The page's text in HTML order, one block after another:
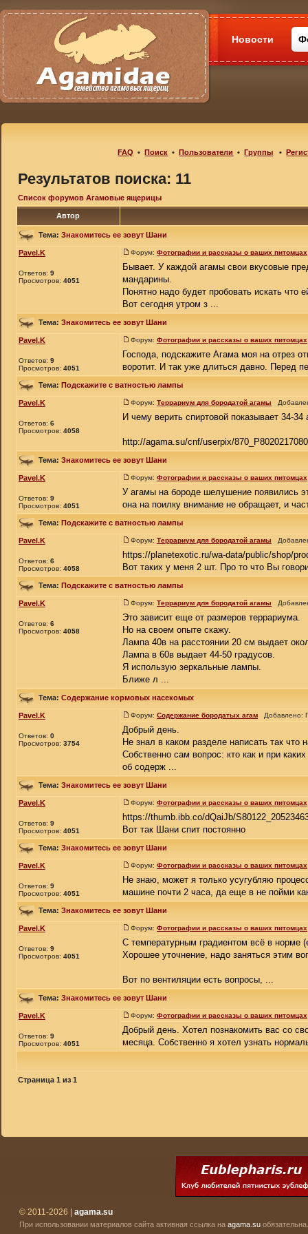
Новости
FAQ •Поиск •Пользователи •Группы •
Результатов поиска: 11
Список форумов Агамовые ящерицы
Автор
Тема: Знакомитесь ее зовут Шани
Pavel.K
Ответов: 9
Просмотров: 4051
Форум: Фотографии и рассказы о ваших питомцах
Бывает. У каждой агамы свои вкусовые
мандарины.
Понятно надо будет пробовать искать что
Вот сегодня утром з ...
Тема: Знакомитесь ее зовут Шани
Pavel.K
Ответов: 9
Просмотров: 4051
Форум: Фотографии и рассказы о ваших питомцах
Господа, подскажите Агама моя на отрез
воротит. И так уже длиться давно. Перед
Тема: Подскажите с ватностью лампы
Pavel.K
Ответов: 6
Просмотров: 4058
Форум: Террариум для бородатой агамы
И чему верить спиртовой показывает 34-
http://agama.su/cnf/userpix/
Тема: Знакомитесь ее зовут Шани
Pavel.K
Ответов: 9
Просмотров: 4051
Форум: Фотографии и рассказы о ваших питомцах
У агамы на бороде шелушение появились
она на поилку внимание не обращает, и
Тема: Подскажите с ватностью лампы
Pavel.K
Ответов: 6
Просмотров: 4058
Форум: Террариум для бородатой агамы
https://planetexotic.ru/wa-data/public/shop/
Вот таких у меня 2 шт. Про то что Вы
Тема: Подскажите с ватностью лампы
Pavel.K
Ответов: 6
Просмотров: 4058
Форум: Террариум для бородатой агамы
Это зависит еще от размеров террариума.
Но на своем опыте скажу.
Лампа 40в на расстоянии 20 см выдает
Лампа в 60в выдает 44-50 градусов.
Я использую зеркальные лампы.
Ближе л ...
Тема: Содержание кормовых насекомых
Pavel.K
Ответов: 0
Просмотров: 3754
Форум: Содержание бородатых агам Добавлено:
Добрый день.
Не знал в каком разделе написать так что
Собственно сам вопрос: кто как и при
об содерж ...
Тема: Знакомитесь ее зовут Шани
Pavel.K
Ответов: 9
Просмотров: 4051
Форум: Фотографии и рассказы о ваших питомцах
https://thumb.ibb.co/dQaiJb/
Вот так Шани спит постоянно
Тема: Знакомитесь ее зовут Шани
Pavel.K
Ответов: 9
Просмотров: 4051
Форум: Фотографии и рассказы о ваших питомцах
Не знаю, может я только усугубляю
машине почти 2 часа, да еще в не пойми
Тема: Знакомитесь ее зовут Шани
Pavel.K
Ответов: 9
Просмотров: 4051
Форум: Фотографии и рассказы о ваших питомцах
С температурным градиентом всё в норме
Хорошее уточнение, надо заняться этим
Вот по вентиляции есть вопросы, ...
Тема: Знакомитесь ее зовут Шани
Pavel.K
Ответов: 9
Просмотров: 4051
Форум: Фотографии и рассказы о ваших питомцах
Добрый день. Хотел познакомить вас со
месяца. Собственно я хотел узнать
Страница 1 из 1
© 2011-2026 | agama.su
При использовании материалов сайта активная ссылка на agama.su обязательна.